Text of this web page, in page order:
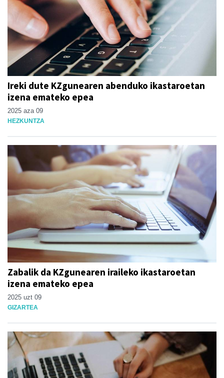
Ireki dute KZgunearen abenduko ikastaroetan
izena emateko epea
2025 aza 09
HEZKUNTZA
Zabalik da KZgunearen iraileko ikastaroetan
izena emateko epea
2025 uzt 09
GIZARTEA